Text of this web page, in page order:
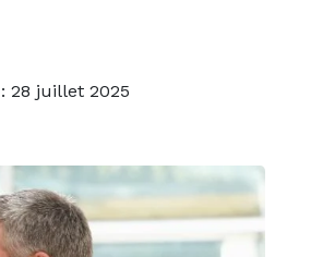
28 juillet 2025